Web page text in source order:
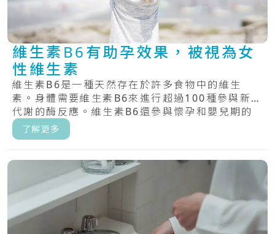
維生素B6有助孕效果，被視為女
性維生素
維生素B6是一種天然存在於許多食物中的維生
素。身體需要維生素B6來進行超過100種參與新陳
代謝的酶反應。維生素B6還參與懷孕和嬰兒期的
大.....
了解更多